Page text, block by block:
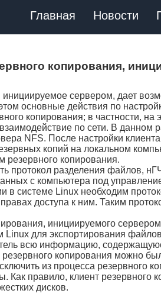
Главная Новости
копирования,
сервером, дает
основные действия по
копирования; в частности, на
по сети. В данном
NFS. После настройки
копий на локальном
резервного копирования.
протокол разделения файлов,
с компьютера под
системе Linux необходим
доступа к ним. Таким
инициируемого сервером
для экспортирования
всю информацию,
копирования можно
из процесса резервного
правило, клиент резервного
дисков.